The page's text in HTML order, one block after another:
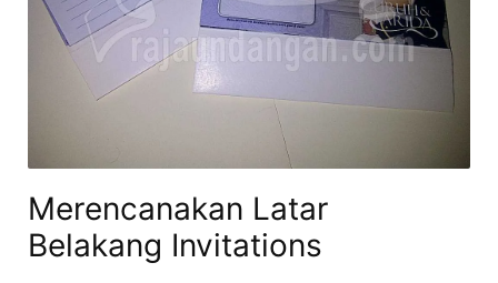
Merencanakan Latar
Belakang Invitations